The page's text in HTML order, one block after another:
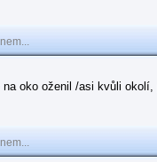
oko oženil /asi kvůli